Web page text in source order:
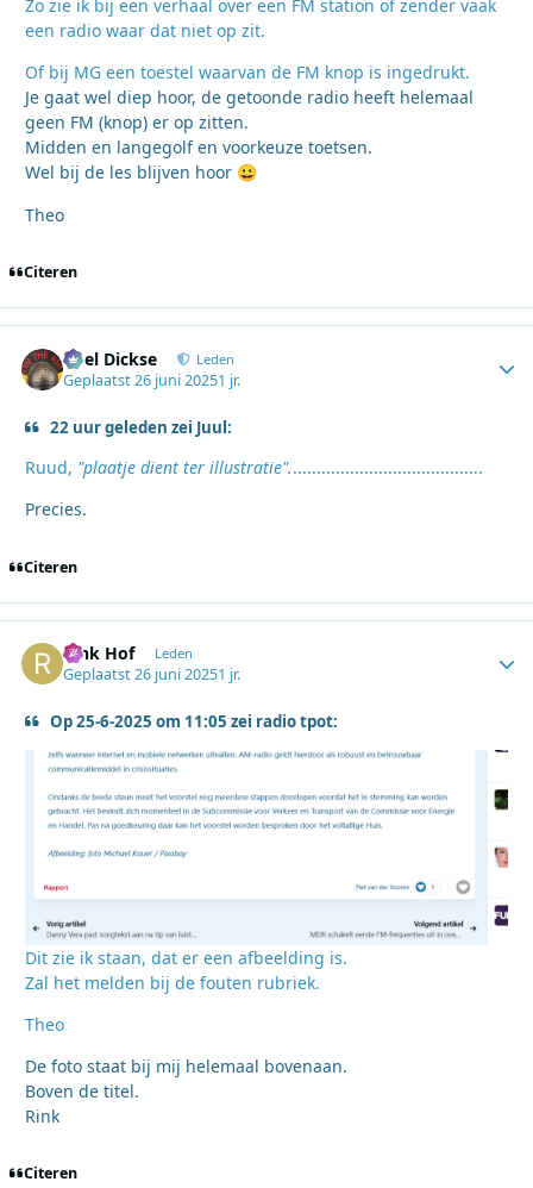
Zo zie ik bij een verhaal over een FM station of zender vaak
een radio waar dat niet op zit.
Of bij MG een toestel waarvan de FM knop is ingedrukt.
Je gaat wel diep hoor, de getoonde radio heeft helemaal
geen FM (knop) er op zitten.
Midden en langegolf en voorkeuze toetsen.
Wel bij de les blijven hoor 😀
Theo
Citeren
Roel Dickse Leden
Geplaatst26 juni 20251 jr.
22 uur geleden zei Juul:
Ruud, "plaatje dient ter illustratie".........................................
Precies.
Citeren
Rink Hof Leden
Geplaatst26 juni 20251 jr.
Op 25-6-2025 om 11:05 zei radio tpot:
Dit zie ik staan, dat er een afbeelding is.
Zal het melden bij de fouten rubriek.
Theo
De foto staat bij mij helemaal bovenaan.
Boven de titel.
Rink
Citeren